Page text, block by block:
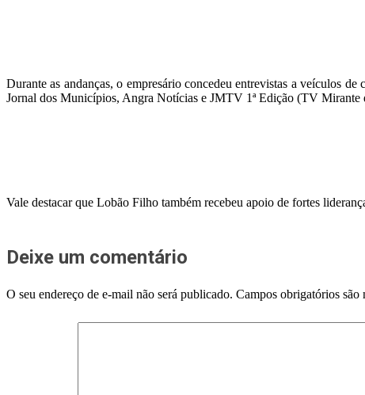
Durante as andanças, o empresário concedeu entrevistas a veículos
Jornal dos Municípios, Angra Notícias e JMTV 1ª Edição (TV Mirante
Vale destacar que Lobão Filho também recebeu apoio de fortes
Deixe um comentário
O seu endereço de e-mail não será publicado. Campos obrigatórios são